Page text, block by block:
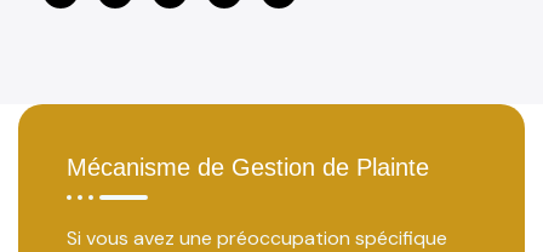
Mécanisme de Gestion de Plainte
Si vous avez une préoccupation spécifique